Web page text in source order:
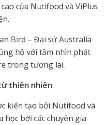
của Nutifood và ViPlus
Bird – Đại sứ Australia
hộ với tầm nhìn phát
trong tương lai.
thiên nhiên
kiến tạo bởi Nutifood và
học bởi các chuyên gia